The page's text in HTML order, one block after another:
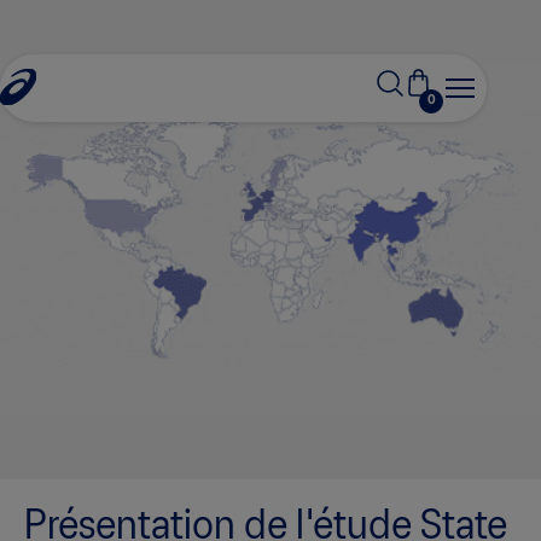
0
Présentation de l'étude State